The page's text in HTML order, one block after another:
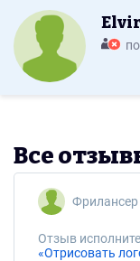
Все
Фрилансер
Отзыв
«Отрисовать